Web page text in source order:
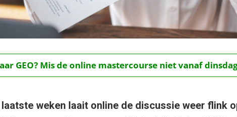
GEO? Mis de online mastercourse niet vanaf
laatste weken laait online de discussie weer flink